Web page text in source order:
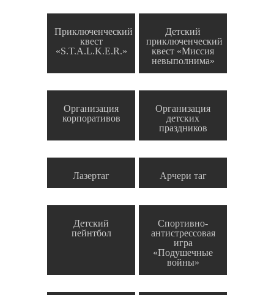
Приключенческий
квест
«S.T.A.L.K.E.R.»
Детский
приключенческий
квест «Миссия
невыполнима»
Организация
корпоративов
Организация
детских
праздников
Лазертаг Арчери таг
Детский
пейнтбол
Спортивно-
антистрессовая
игра
«Подушечные
войны»